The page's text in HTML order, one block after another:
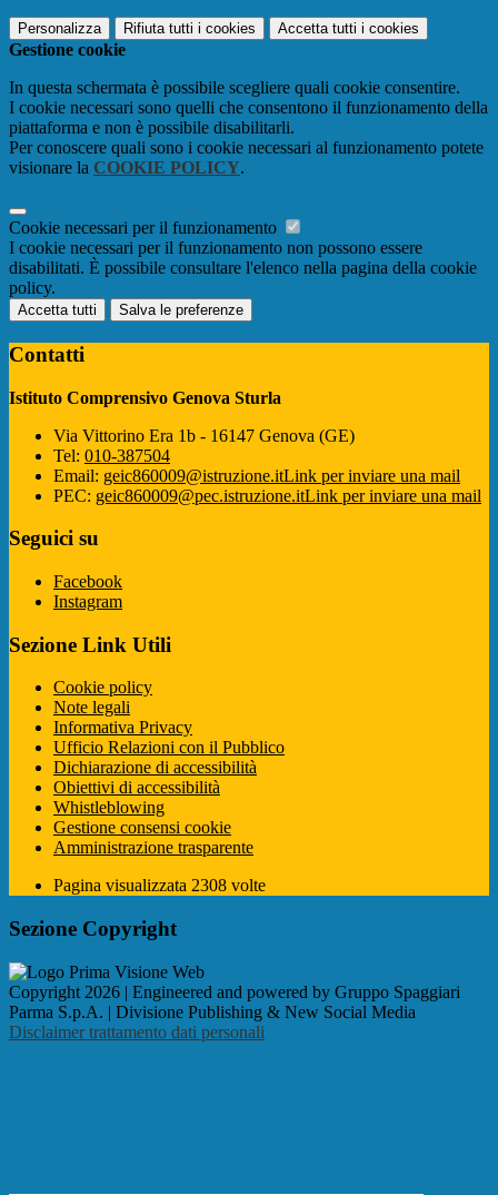
Personalizza Rifiuta tutti i cookies Accetta tutti i cookies
Gestione cookie
In questa schermata è possibile scegliere quali cookie consentire.
I cookie necessari sono quelli che consentono il funzionamento della
piattaforma e non è possibile disabilitarli.
Per conoscere quali sono i cookie necessari al funzionamento potete
visionare la COOKIE POLICY.
Cookie necessari per il funzionamento
I cookie necessari per il funzionamento non possono essere
disabilitati. È possibile consultare l'elenco nella pagina della cookie
policy.
Accetta tutti Salva le preferenze
Contatti
Istituto Comprensivo Genova Sturla
Via Vittorino Era 1b - 16147 Genova (GE)
Tel: 010-387504
Email: geic860009@istruzione.itLink per inviare una mail
PEC: geic860009@pec.istruzione.itLink per inviare una mail
Seguici su
Facebook
Instagram
Sezione Link Utili
Cookie policy
Note legali
Informativa Privacy
Ufficio Relazioni con il Pubblico
Dichiarazione di accessibilità
Obiettivi di accessibilità
Whistleblowing
Gestione consensi cookie
Amministrazione trasparente
Pagina visualizzata 2308 volte
Sezione Copyright
Copyright 2026 | Engineered and powered by Gruppo Spaggiari
Parma S.p.A. | Divisione Publishing & New Social Media
Disclaimer trattamento dati personali